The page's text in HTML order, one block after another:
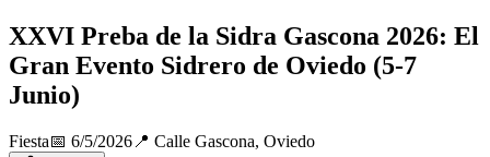
XXVI Preba de la Sidra Gascona 2026: El
Gran Evento Sidrero de Oviedo (5-7
Junio)
Fiesta📅 6/5/2026 📍 Calle Gascona, Oviedo